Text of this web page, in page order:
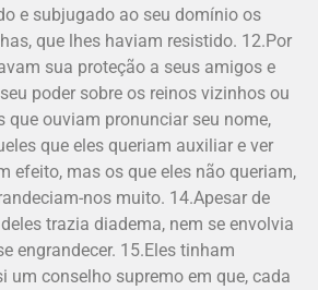
e subjugado ao seu domínio os
que lhes haviam resistido. 12.Por
sua proteção a seus amigos e
poder sobre os reinos vizinhos ou
que ouviam pronunciar seu nome,
que eles queriam auxiliar e ver
efeito, mas os que eles não queriam,
nos muito. 14.Apesar de
trazia diadema, nem se envolvia
engrandecer. 15.Eles tinham
um conselho supremo em que, cada